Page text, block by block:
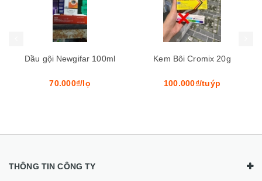
Kem Bôi Cromix 20g
100.000₫/tuýp
Tacrolimus 0.03%
1₫/tuýp
Mua hàng
THÔNG TIN CÔNG TY